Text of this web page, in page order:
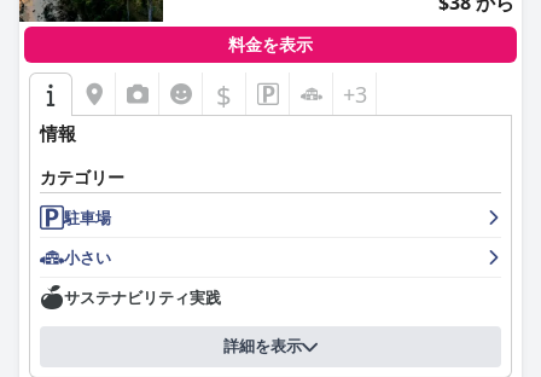
料金を表示
$ +3
情報
カテゴリー
駐車場
小さい
サステナビリティ実践
詳細を表示